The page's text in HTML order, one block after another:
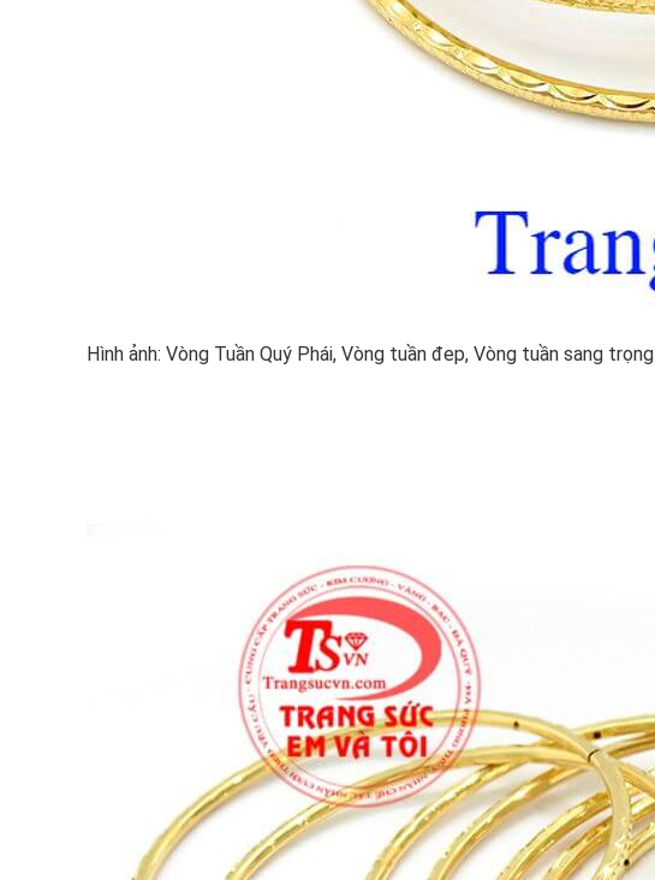
Hình ảnh: Vòng Tuần Quý Phái, Vòng tuần đep, Vòng tuần sang trọng